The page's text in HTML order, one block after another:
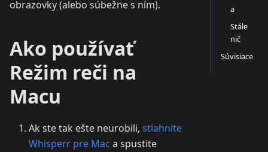
obrazovky (alebo súbežne s ním).
Ako používať
Režim reči na
Macu
Ak ste tak ešte neurobili, stiahnite
Whisperr pre Mac a spustite
a
Stále
nič
Súvisiace